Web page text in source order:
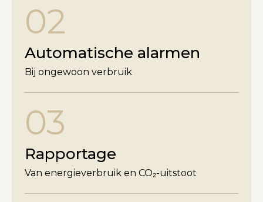
02
Automatische alarmen
Bij ongewoon verbruik
03
Rapportage
Van energieverbruik en CO₂-uitstoot